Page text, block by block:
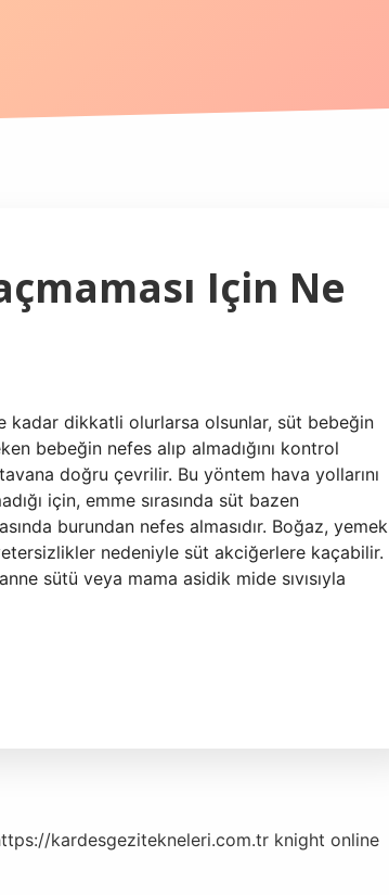
Için Ne
kadar dikkatli olurlarsa olsunlar, süt bebeğin
bebeğin nefes alıp almadığını kontrol
doğru çevrilir. Bu yöntem hava yollarını
için, emme sırasında süt bazen
burundan nefes almasıdır. Boğaz, yemek
nedeniyle süt akciğerlere kaçabilir.
sütü veya mama asidik mide sıvısıyla
kardesgezitekneleri.com.tr knight online